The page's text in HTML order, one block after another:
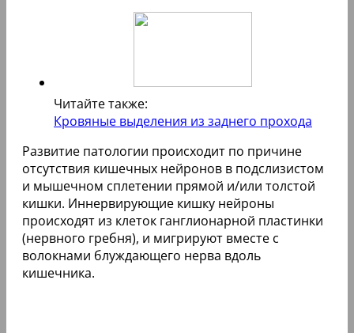
Читайте также:
Кровяные выделения из заднего прохода
Развитие патологии происходит по причине
отсутствия кишечных нейронов в подслизистом
и мышечном сплетении прямой и/или толстой
кишки. Иннервирующие кишку нейроны
происходят из клеток ганглионарной пластинки
(нервного гребня), и мигрируют вместе с
волокнами блуждающего нерва вдоль
кишечника.